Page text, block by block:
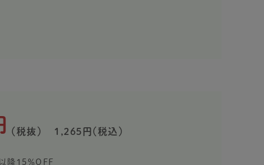
（税抜） 1,265円（税込）
降15％OFF